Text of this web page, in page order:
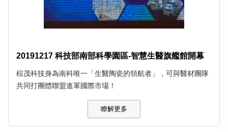
20191217 科技部南部科學園區-智慧生醫旗艦館開幕
棕茂科技身為南科唯一「生醫陶瓷的領航者」，可與醫材團隊
共同打團體聯盟進軍國際市場！
瞭解更多